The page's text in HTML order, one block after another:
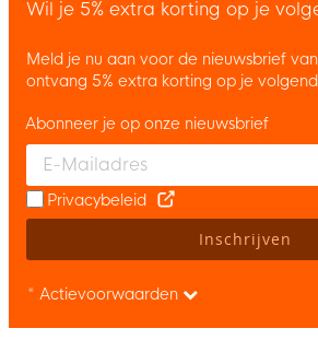
Wil je 5% extra korting op je
Meld je nu aan voor de nieuwsbrief
ontvang 5% extra korting op je
Enter your email and accept the
Abonneer je op onze nieuwsbrief
Privacybeleid
Inschrijven
* Actievoorwaarden